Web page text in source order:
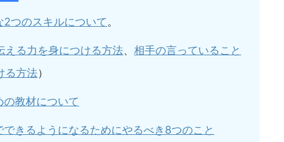
つのスキルについて。
える力を身につける方法、 相手の言っていること
る方法）
教材について
きるようになるためにやるべき8つのこと